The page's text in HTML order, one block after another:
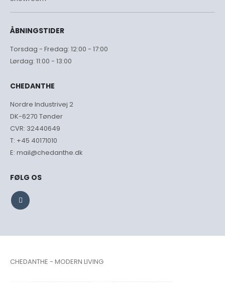
ÅBNINGSTIDER
Torsdag - Fredag: 12:00 - 17:00
Lørdag: 11:00 - 13:00
CHEDANTHE
Nordre Industrivej 2
DK-6270 Tønder
CVR: 32440649
T: +45 40171010
E: mail@chedanthe.dk
FØLG OS
CHEDANTHE - MODERN LIVING